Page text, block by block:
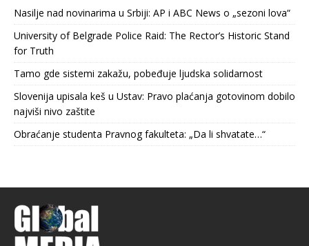
Nasilje nad novinarima u Srbiji: AP i ABC News o „sezoni lova“
University of Belgrade Police Raid: The Rector’s Historic Stand
for Truth
Tamo gde sistemi zakažu, pobeđuje ljudska solidarnost
Slovenija upisala keš u Ustav: Pravo plaćanja gotovinom dobilo
najviši nivo zaštite
Obraćanje studenta Pravnog fakulteta: „Da li shvatate…“